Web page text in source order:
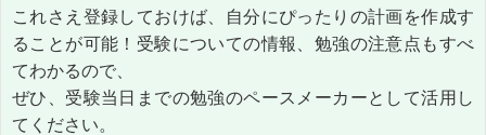
これさえ登録しておけば、自分にぴったりの計画を作成す
ることが可能！受験についての情報、勉強の注意点もすべ
てわかるので、
ぜひ、受験当日までの勉強のペースメーカーとして活用し
てください。